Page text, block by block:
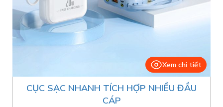
Xem chi tiết
CỤC SẠC NHANH TÍCH HỢP NHIỀU ĐẦU
CÁP